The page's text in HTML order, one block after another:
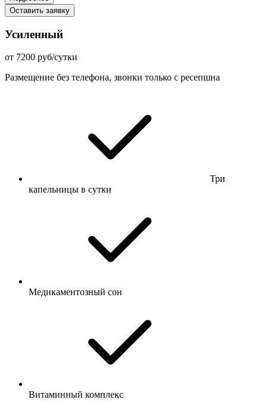
Оставить заявку
Усиленный
от 7200 руб/сутки
Размещение без телефона, звонки только с ресепшна
Три
капельницы в сутки
Медикаментозный сон
Витаминный комплекс